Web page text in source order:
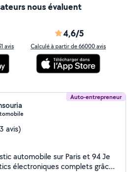
nous évaluent
avis
4,6/5
Calculé à partir de 66000 avis
Auto-entrepreneur
avis)
automobile sur Paris et 94 Je
électroniques complets grâce